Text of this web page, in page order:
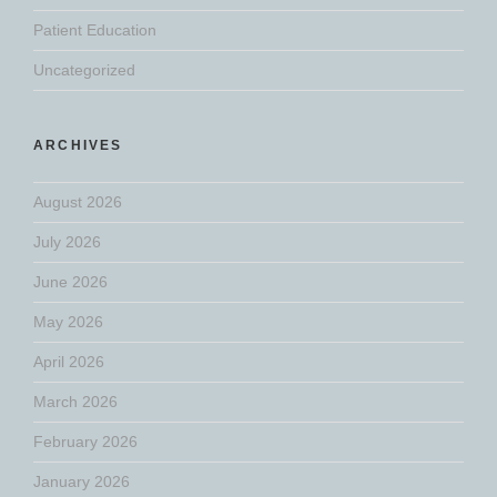
Patient Education
Uncategorized
ARCHIVES
August 2026
July 2026
June 2026
May 2026
April 2026
March 2026
February 2026
January 2026